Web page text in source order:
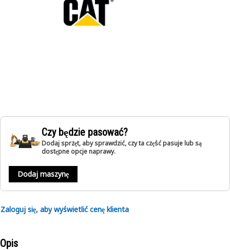
Czy będzie pasować?
Dodaj sprzęt, aby sprawdzić, czy ta część pasuje lub są
dostępne opcje naprawy.
Dodaj maszynę
Zaloguj się, aby wyświetlić cenę klienta
Opis